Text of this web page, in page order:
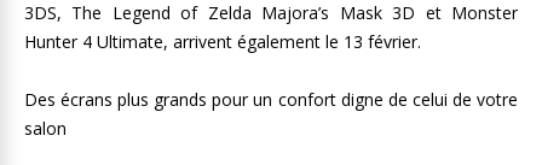
3DS, The Legend of Zelda Majora’s Mask 3D et Monster
Hunter 4 Ultimate, arrivent également le 13 février.
Des écrans plus grands pour un confort digne de celui de votre
salon